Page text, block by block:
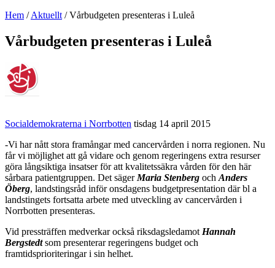
Hem /Aktuellt /Vårbudgeten presenteras i Luleå
Vårbudgeten presenteras i Luleå
Socialdemokraterna i Norrbotten tisdag 14 april 2015
-Vi har nått stora framångar med cancervården i norra regionen. Nu
får vi möjlighet att gå vidare och genom regeringens extra resurser
göra långsiktiga insatser för att kvalitetssäkra vården för den här
sårbara patientgruppen. Det säger Maria Stenberg och Anders
Öberg, landstingsråd inför onsdagens budgetpresentation där bl a
landstingets fortsatta arbete med utveckling av cancervården i
Norrbotten presenteras.
Vid pressträffen medverkar också riksdagsledamot Hannah
Bergstedtsom presenterar regeringens budget och
framtidsprioriteringar i sin helhet.